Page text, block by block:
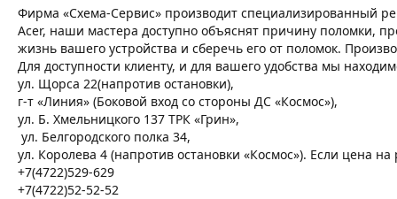
Фирма «Схема-Сервис» производит специализированный
Acer, наши мастера доступно объяснят причину поломки,
жизнь вашего устройства и сберечь его от поломок.
Для доступности клиенту, и для вашего удобства мы
ул. Щорса 22(напротив остановки),
г-т «Линия» (Боковой вход со стороны ДС «Космос»),
ул. Б. Хмельницкого 137 ТРК «Грин»,
ул. Белгородского полка 34,
ул. Королева 4 (напротив остановки «Космос»). Если цена
+7(4722)529-629
+7(4722)52-52-52